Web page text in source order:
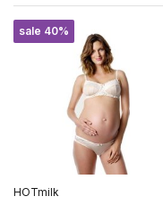
sale 40%
HOTmilk